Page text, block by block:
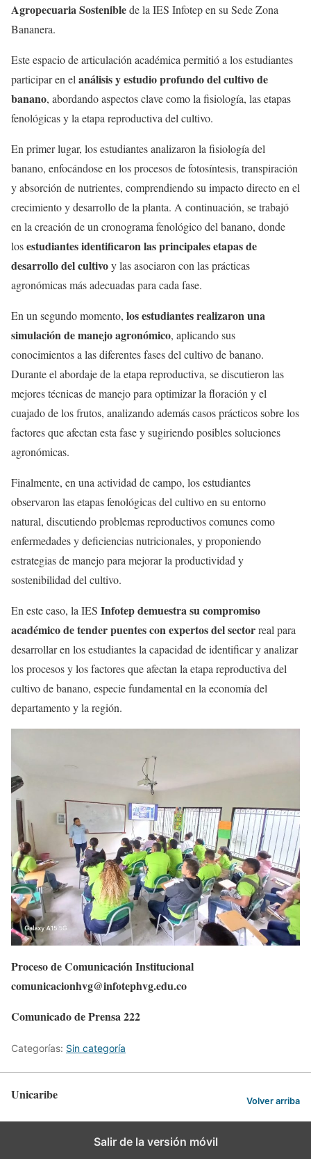
Agropecuaria Sosteniblede la IES Infotep en su Sede Zona
Bananera.
Este espacio de articulación académica permitió a los estudiantes
participar en el análisis y estudio profundo del cultivo de
banano, abordando aspectos clave como la fisiología, las etapas
fenológicas y la etapa reproductiva del cultivo.
En primer lugar, los estudiantes analizaron la fisiología del
banano, enfocándose en los procesos de fotosíntesis, transpiración
y absorción de nutrientes, comprendiendo su impacto directo en el
crecimiento y desarrollo de la planta. A continuación, se trabajó
en la creación de un cronograma fenológico del banano, donde
losestudiantes identificaron las principales etapas de
desarrollo del cultivoy las asociaron con las prácticas
agronómicas más adecuadas para cada fase.
En un segundo momento, los estudiantes realizaron una
simulación de manejo agronómico, aplicando sus
conocimientos a las diferentes fases del cultivo de banano.
Durante el abordaje de la etapa reproductiva, se discutieron las
mejores técnicas de manejo para optimizar la floración y el
cuajado de los frutos, analizando además casos prácticos sobre los
factores que afectan esta fase y sugiriendo posibles soluciones
agronómicas.
Finalmente, en una actividad de campo, los estudiantes
observaron las etapas fenológicas del cultivo en su entorno
natural, discutiendo problemas reproductivos comunes como
enfermedades y deficiencias nutricionales, y proponiendo
estrategias de manejo para mejorar la productividad y
sostenibilidad del cultivo.
En este caso, la IES Infotep demuestra su compromiso
académico de tender puentes con expertos del sectorreal para
desarrollar en los estudiantes la capacidad de identificar y analizar
los procesos y los factores que afectan la etapa reproductiva del
cultivo de banano, especie fundamental en la economía del
departamento y la región.
Proceso de Comunicación Institucional
comunicacionhvg@infotephvg.edu.co
Comunicado de Prensa 222
Categorías: Sin categoría
Unicaribe Volver arriba
Salir de la versión móvil